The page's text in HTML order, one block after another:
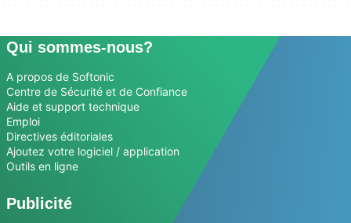
Qui sommes-nous?
A propos de Softonic
Centre de Sécurité et de Confiance
Aide et support technique
Emploi
Directives éditoriales
Ajoutez votre logiciel / application
Outils en ligne
Publicité